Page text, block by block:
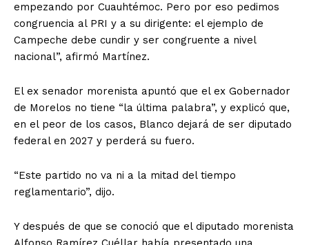
empezando por Cuauhtémoc. Pero por eso pedimos
congruencia al PRI y a su dirigente: el ejemplo de
Campeche debe cundir y ser congruente a nivel
nacional”, afirmó Martínez.
El ex senador morenista apuntó que el ex Gobernador
de Morelos no tiene “la última palabra”, y explicó que,
en el peor de los casos, Blanco dejará de ser diputado
federal en 2027 y perderá su fuero.
“Este partido no va ni a la mitad del tiempo
reglamentario”, dijo.
Y después de que se conoció que el diputado morenista